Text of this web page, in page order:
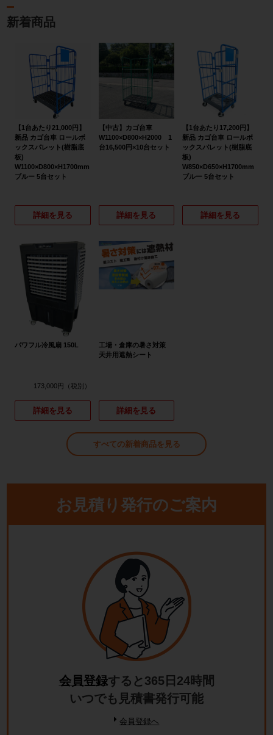
新着商品
【1台あたり21,000円】
新品 カゴ台車 ロールボ
ックスパレット(樹脂底
板)
W1100×D800×H1700mm
ブルー 5台セット
詳細を見る
【中古】カゴ台車
W1100×D800×H2000 1
台16,500円×10台セット
詳細を見る
【1台あたり17,200円】
新品 カゴ台車 ロールボ
ックスパレット(樹脂底
板)
W850×D650×H1700mm
ブルー 5台セット
詳細を見る
パワフル冷風扇 150L
173,000円
詳細を見る
工場・倉庫の暑さ対策
天井用遮熱シート
詳細を見る
すべての新着商品を見る
お見積り発行のご案内
会員登録すると365日24時間
いつでも見積書発行可能
会員登録へ